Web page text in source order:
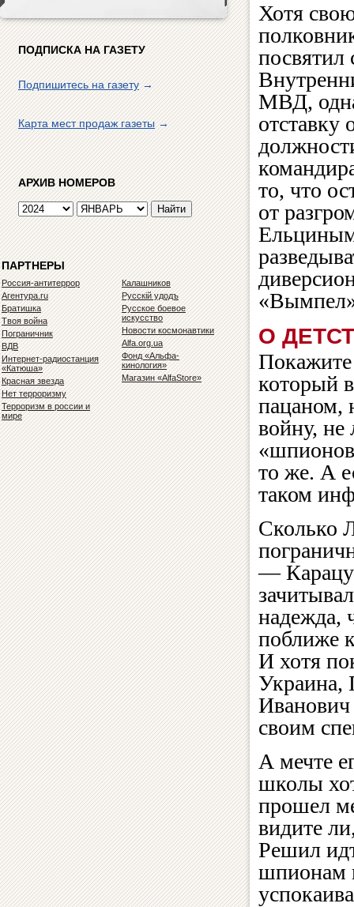
ПОДПИСКА НА ГАЗЕТУ
Подпишитесь на газету→
Карта мест продаж газеты→
АРХИВ НОМЕРОВ
ПАРТНЕРЫ
Россия-антитеррор
Агентура.ru
Братишка
Твоя война
Пограничник
ВДВ
Интернет-радиостанция
«Катюша»
Красная звезда
Нет терроризму
Терроризм в россии и
мире
Калашников
Русскiй удодъ
Русское боевое
искусство
Новости космонавтики
Alfa.org.ua
Фонд «Альфа-
кинология»
Магазин «AlfaStore»
Хотя
посвятил
МВД,
отставку
то, что
от
О
который
пацаном,
войну, не
то же. А
таком
Сколько
—
надежда,
поближе
И хотя
Украина,
Иванович
своим
А мечте
школы
прошел
видите
Решил
шпионам